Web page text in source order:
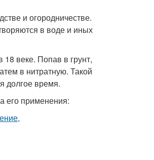
и огородничестве.
в воде и иных
веке. Попав в грунт,
в нитратную. Такой
долгое время.
его применения: